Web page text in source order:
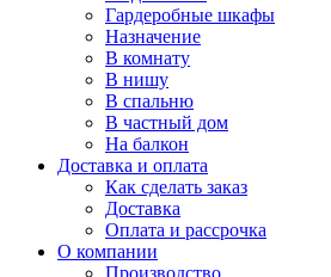
Гардеробные шкафы
Назначение
В комнату
В нишу
В спальню
В частный дом
На балкон
Доставка и оплата
Как сделать заказ
Доставка
Оплата и рассрочка
О компании
Производство